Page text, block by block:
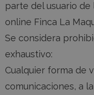
parte del usuario
online Finca La
Se considera
exhaustivo:
Cualquier forma de
comunicaciones, a